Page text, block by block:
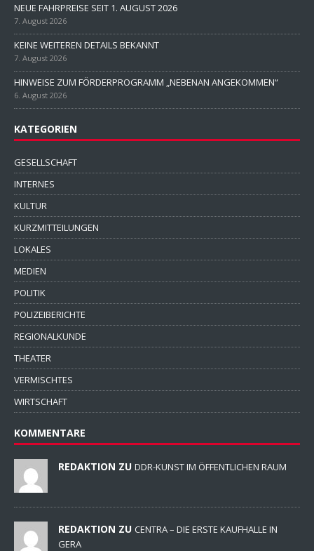
NEUE FAHRPREISE SEIT 1. AUGUST 2026
7. August 2026
KEINE WEITEREN DETAILS BEKANNT
7. August 2026
HINWEISE ZUM FÖRDERPROGRAMM „NEBENAN ANGEKOMMEN“
6. August 2026
KATEGORIEN
GESELLSCHAFT
INTERNES
KULTUR
KURZMITTEILUNGEN
LOKALES
MEDIEN
POLITIK
POLIZEIBERICHTE
REGIONALKUNDE
THEATER
VERMISCHTES
WIRTSCHAFT
KOMMENTARE
REDAKTION ZU DDR-KUNST IM ÖFFENTLICHEN RAUM
REDAKTION ZU CENTRA – DIE ERSTE KAUFHALLE IN
GERA